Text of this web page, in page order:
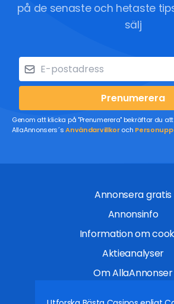
på de senaste och hetaste
sälj
Prenumerera
Genom att klicka på "Prenumerera" bekräftar du
AllaAnnonsers´sAnvändarvillkoroch
Annonsera gratis
Annonsinfo
Information om
Aktieanalyser
Om AllaAnnonser